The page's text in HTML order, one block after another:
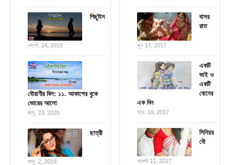
পিছুটান
সেপ্টে. 14, 2019
বৌরাণীর বিল: ১১. আকাশের বুকে
ভোরের আলো
জানু. 23, 2020
ছাত্রী
জানু. 2, 2019
বাসর
রাত
জুন 17, 2017
একটি
ভাই ও
একটি
বোনের
এক দিন
নভে. 19, 2017
সিনিয়র
বৌ
আগস্ট 11, 2017